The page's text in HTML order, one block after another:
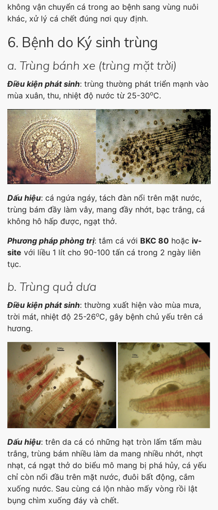
không vận chuyển cá trong ao bệnh sang vùng nuôi
khác, xử lý cá chết đúng nơi quy định.
6. Bệnh do Ký sinh trùng
a. Trùng bánh xe (trùng mặt trời)
Điều kiện phát sinh: trùng thường phát triển mạnh vào
mùa xuân, thu, nhiệt độ nước từ 25-30oC.
Dấu hiệu: cá ngứa ngáy, tách đàn nổi trên mặt nước,
trùng bám đầy làm vây, mang đầy nhớt, bạc trắng, cá
không hô hấp được, ngạt thở.
Phương pháp phòng trị: tắm cá với BKC 80 hoặc iv-
site với liều 1 lít cho 90-100 tấn cá trong 2 ngày liên
tục.
b. Trùng quả dưa
Điều kiện phát sinh: thường xuất hiện vào mùa mưa,
trời mát, nhiệt độ 25-26oC, gây bệnh chủ yếu trên cá
hương.
Dấu hiệu: trên da cá có những hạt tròn lấm tấm màu
trắng, trùng bám nhiều làm da mang nhiều nhớt, nhợt
nhạt, cá ngạt thở do biểu mô mang bị phá hủy, cá yếu
chỉ còn nổi đầu trên mặt nước, đuôi bất động, cắm
xuống nước. Sau cùng cá lộn nhào mấy vòng rồi lật
bụng chìm xuống đáy và chết.